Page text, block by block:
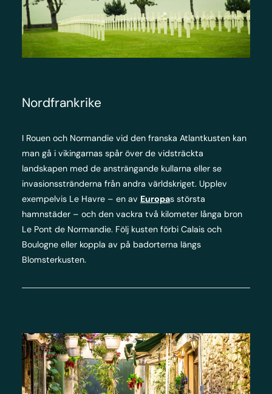
Nordfrankrike
I Rouen och Normandie vid den franska Atlantkusten kan
man gå i vikingarnas spår över de vidsträckta
landskapen med de ansträngande kullarna eller se
invasionsstränderna från andra världskriget. Upplev
exempelvis Le Havre – en av Europas största
hamnstäder – och den vackra två kilometer långa bron
Le Pont de Normandie. Följ kusten förbi Calais och
Boulogne eller koppla av på badorterna längs
Blomsterkusten.